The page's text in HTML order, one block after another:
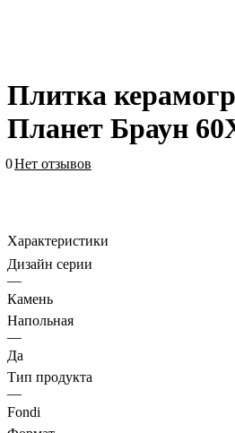
Плитка
Планет Браун
0Нет отзывов
Характеристики
Дизайн серии
—
Камень
Напольная
—
Да
Тип продукта
—
Fondi